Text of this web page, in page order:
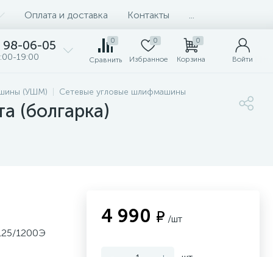
Оплата и доставка Контакты
98-06-05
19:00
0
Сравнить
0
Избранное
0
Корзина Войти
(УШМ) Сетевые угловые шлифмашины
(болгарка)
1200Э
4 990 ₽ /шт